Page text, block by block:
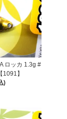
ロッカ 1.3g #
】
)